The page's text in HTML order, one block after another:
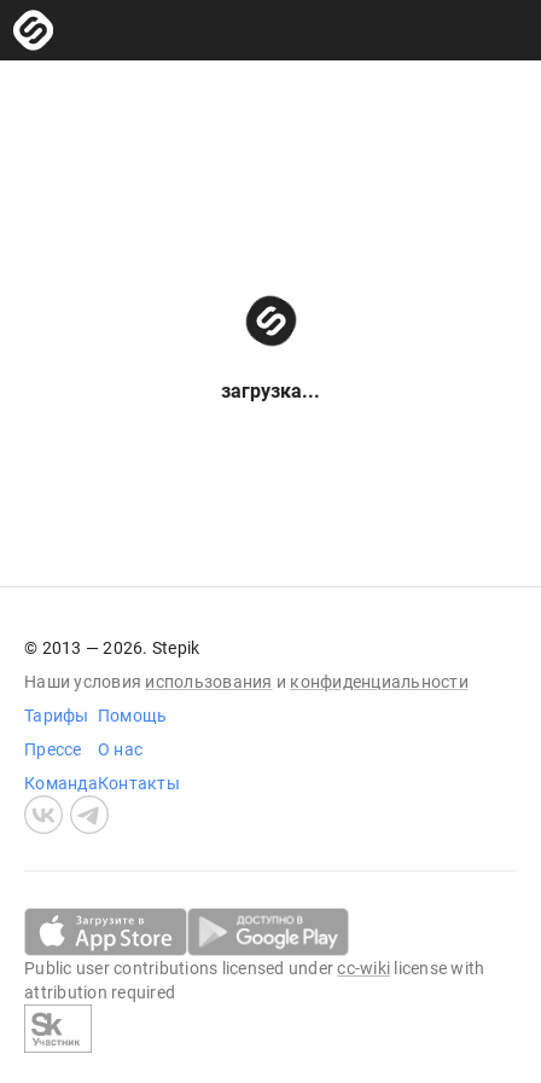
загрузка...
© 2013 — 2026. Stepik
Наши условия использования и конфиденциальности
Тарифы
Прессе
Команда
Помощь
О нас
Контакты
Public user contributions licensed undercc-wiki license with
attribution required